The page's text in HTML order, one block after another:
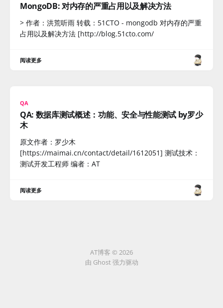
MongoDB: 对内存的严重占用以及解决方法
> 作者：洪荒听雨 转载：51CTO - mongodb 对内存的严重
占用以及解决方法 [http://blog.51cto.com/
阅读更多
QA
QA: 数据库测试概述：功能、安全与性能测试 by罗少
木
原文作者：罗少木
[https://maimai.cn/contact/detail/1612051] 测试技术：
测试开发工程师 编者：AT
阅读更多
AT博客 © 2026
由 Ghost强力驱动